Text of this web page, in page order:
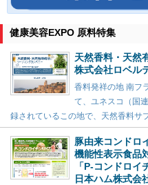
健康美容EXPO 原料特集
天然香料・天然
株式会社ロベル
香料発祥の地 南フ
て、ユネスコ（国
録されているこの地で、天然香料サ
豚由来コンドロ
機能性表示食品
「P-コンドロイ
日本ハム株式会